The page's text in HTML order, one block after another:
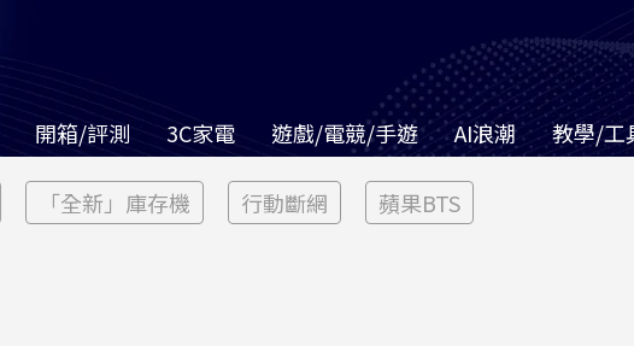
開箱/評測 3C家電 遊戲/電競/手遊 AI浪潮 教學/工
「全新」庫存機 行動斷網 蘋果BTS